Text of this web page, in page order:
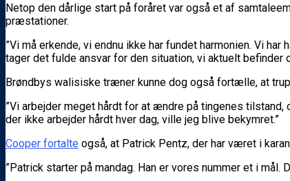
Netop den dårlige start på foråret var også et af
præstationer.
”Vi må erkende, vi endnu ikke har fundet harmonien. Vi
tager det fulde ansvar for den situation, vi aktuelt befinder
Brøndbys walisiske træner kunne dog også fortælle, at
”Vi arbejder meget hårdt for at ændre på tingenes
der ikke arbejder hårdt hver dag, ville jeg blive bekymret.”
Cooper fortalte også, at Patrick Pentz, der har været i
”Patrick starter på mandag. Han er vores nummer et i